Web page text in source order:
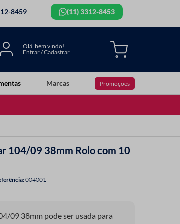
8459 (11) 3312-8453
Marcas Promoções
104/09 38mm Rolo com 10
:004001
09 38mm pode ser usada para